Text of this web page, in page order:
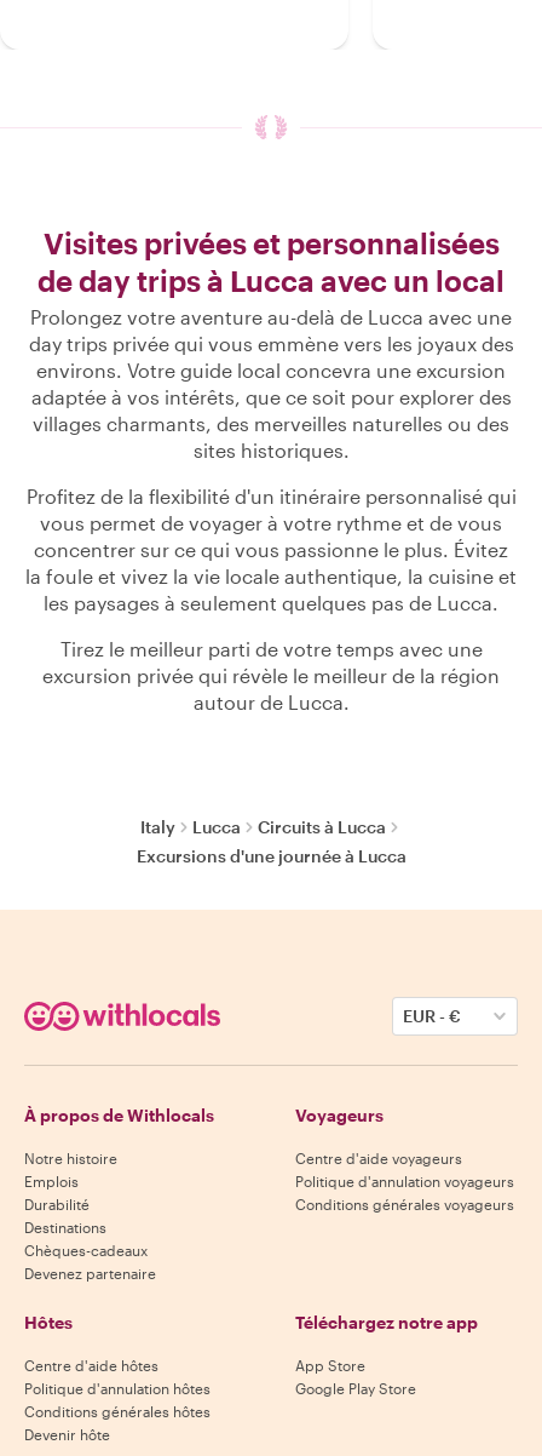
Visites privées et personnalisées
de day trips à Lucca avec un local
Prolongez votre aventure au-delà de Lucca avec une
day trips privée qui vous emmène vers les joyaux des
environs. Votre guide local concevra une excursion
adaptée à vos intérêts, que ce soit pour explorer des
villages charmants, des merveilles naturelles ou des
sites historiques.
Profitez de la flexibilité d'un itinéraire personnalisé qui
vous permet de voyager à votre rythme et de vous
concentrer sur ce qui vous passionne le plus. Évitez
la foule et vivez la vie locale authentique, la cuisine et
les paysages à seulement quelques pas de Lucca.
Tirez le meilleur parti de votre temps avec une
excursion privée qui révèle le meilleur de la région
autour de Lucca.
Italy Lucca
Circuits à Lucca
Excursions d'une journée à Lucca
EUR-€
À propos de Withlocals
Notre histoire
Emplois
Durabilité
Destinations
Chèques-cadeaux
Devenez partenaire
Voyageurs
Centre d'aide voyageurs
Politique d'annulation voyageurs
Conditions générales voyageurs
Hôtes
Centre d'aide hôtes
Politique d'annulation hôtes
Conditions générales hôtes
Devenir hôte
Téléchargez notre app
App Store
Google Play Store